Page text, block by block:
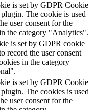
is set by GDPR Cookie
The cookie is used
user consent for the
the category "Analytics".
is set by GDPR cookie
record the user consent
in the category
is set by GDPR Cookie
The cookies is used
user consent for the